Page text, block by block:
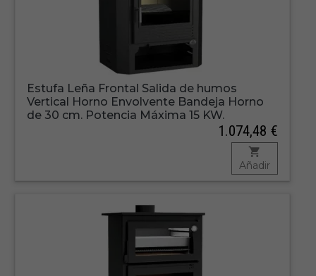
Estufa Leña Frontal Salida de humos
Vertical Horno Envolvente Bandeja Horno
de 30 cm. Potencia Máxima 15 KW.
1.074,48 €
Añadir